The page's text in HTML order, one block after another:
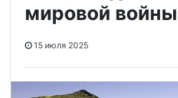
мировой войны
15 июля 2025